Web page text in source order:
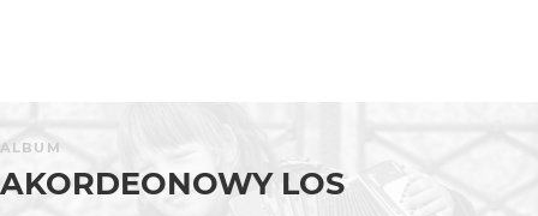
ALBUM
AKORDEONOWY LOS